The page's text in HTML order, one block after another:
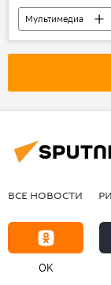
Мультимедиа
Новости
ВСЕ НОВОСТИ
OK